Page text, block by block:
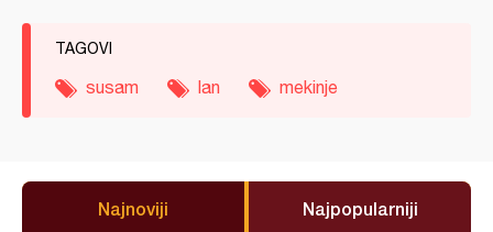
TAGOVI
susam lan mekinje
Najnoviji Najpopularniji